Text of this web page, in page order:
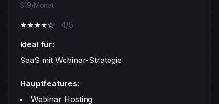
$19/Monat
★★★★☆
4/5
Ideal für:
SaaS mit Webinar-Strategie
Hauptfeatures:
Webinar Hosting